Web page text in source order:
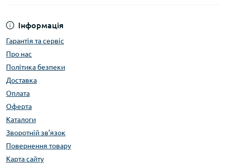
Інформація
Гарантія та сервіс
Про нас
Політика безпеки
Доставка
Оплата
Оферта
Каталоги
Зворотній зв’язок
Повернення товару
Карта сайту